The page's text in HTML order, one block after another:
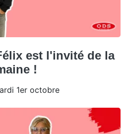
est l'invité de la
!
1er octobre